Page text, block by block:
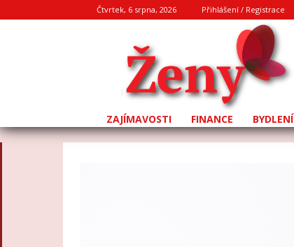
Čtvrtek, 6 srpna, 2026 Přihlášení / Registrace
ZAJÍMAVOSTI FINANCE BYDLENÍ